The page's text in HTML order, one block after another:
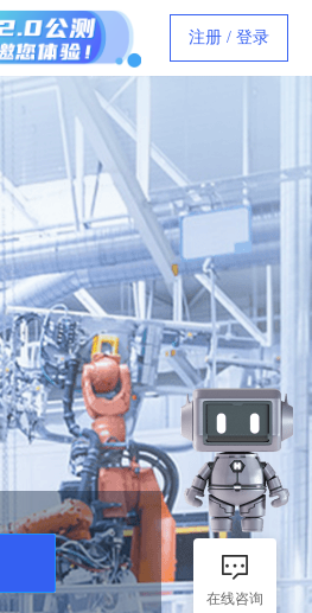
注册 / 登录
在线咨询